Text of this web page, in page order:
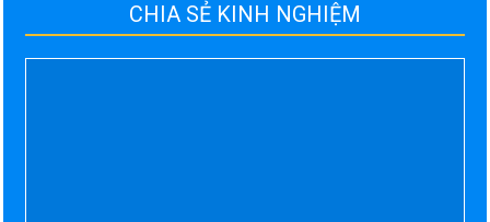
CHIA SẺ KINH NGHIỆM